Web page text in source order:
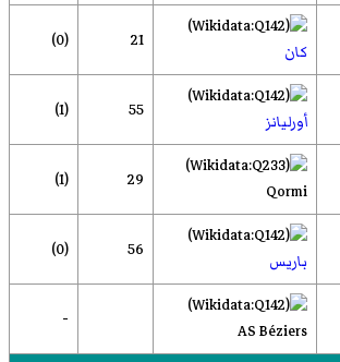
كان
21
(0)
أورليانز
55
(1)
Qormi
29
(1)
باريس
56
(0)
AS Béziers
-